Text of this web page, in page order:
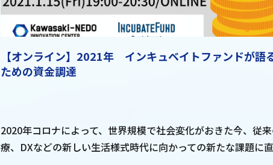
【オンライン】2021年 インキュベイトファンドが
ための資金調達
2020年コロナによって、世界規模で社会変化がおきた今、従
療、DXなどの新しい生活様式時代に向かっての新たな課題に直